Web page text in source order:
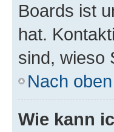
Boards ist
hat.
sind, wieso
Nach oben
Wie kann